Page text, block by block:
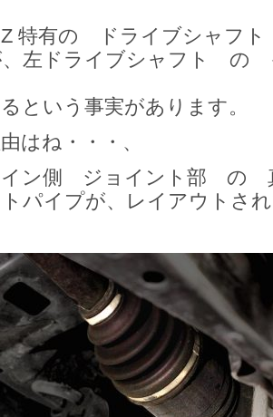
特有の ドライブシャフ
、左ドライブシャフト の
という事実があります。
はね・・・、
ン側 ジョイント部 の
パイプが、レイアウトさ